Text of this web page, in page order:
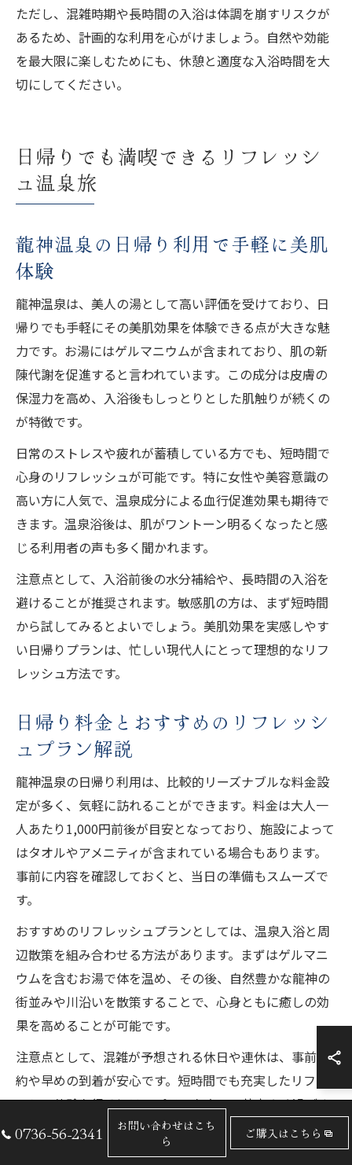
ただし、混雑時期や長時間の入浴は体調を崩すリスクが
あるため、計画的な利用を心がけましょう。自然や効能
を最大限に楽しむためにも、休憩と適度な入浴時間を大
切にしてください。
日帰りでも満喫できるリフレッシ
ュ温泉旅
龍神温泉の日帰り利用で手軽に美肌
体験
龍神温泉は、美人の湯として高い評価を受けており、日
帰りでも手軽にその美肌効果を体験できる点が大きな魅
力です。お湯にはゲルマニウムが含まれており、肌の新
陳代謝を促進すると言われています。この成分は皮膚の
保湿力を高め、入浴後もしっとりとした肌触りが続くの
が特徴です。
日常のストレスや疲れが蓄積している方でも、短時間で
心身のリフレッシュが可能です。特に女性や美容意識の
高い方に人気で、温泉成分による血行促進効果も期待で
きます。温泉浴後は、肌がワントーン明るくなったと感
じる利用者の声も多く聞かれます。
注意点として、入浴前後の水分補給や、長時間の入浴を
避けることが推奨されます。敏感肌の方は、まず短時間
から試してみるとよいでしょう。美肌効果を実感しやす
い日帰りプランは、忙しい現代人にとって理想的なリフ
レッシュ方法です。
日帰り料金とおすすめのリフレッシ
ュプラン解説
龍神温泉の日帰り利用は、比較的リーズナブルな料金設
定が多く、気軽に訪れることができます。料金は大人一
人あたり1,000円前後が目安となっており、施設によって
はタオルやアメニティが含まれている場合もあります。
事前に内容を確認しておくと、当日の準備もスムーズで
す。
おすすめのリフレッシュプランとしては、温泉入浴と周
辺散策を組み合わせる方法があります。まずはゲルマニ
ウムを含むお湯で体を温め、その後、自然豊かな龍神の
街並みや川沿いを散策することで、心身ともに癒しの効
果を高めることが可能です。
注意点として、混雑が予想される休日や連休は、事前予
約や早めの到着が安心です。短時間でも充実したリフレ
ッシュ体験を得るには、プランを立てて効率よく過ごす
ことがポイントとなります。
0736-56-2341
お問い合わせはこち
ら
ご購入はこちら